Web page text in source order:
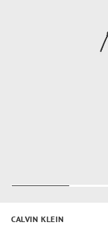
CALVIN KLEIN